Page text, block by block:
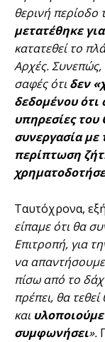
θερινή
μετατέθηκε
κατατεθεί το
Αρχές.
σαφές ότιδεν
δεδομένου ότι
υπηρεσίες
συνεργασία με
περίπτωση
Ταυτόχρονα,
είπαμε ότι θα
Επιτροπή, για
να
πίσω από το
πρέπει, θα
και
συμφωνήσει».